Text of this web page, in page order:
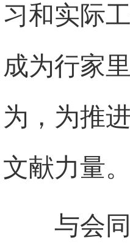
习和实际
成为行家
为，为推
文献力量。
与会